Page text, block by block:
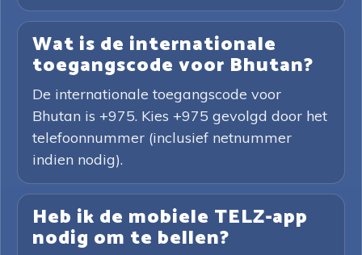
Wat is de internationale
toegangscode voor Bhutan?
De internationale toegangscode voor
Bhutan is +975. Kies +975 gevolgd door het
telefoonnummer (inclusief netnummer
indien nodig).
Heb ik de mobiele TELZ-app
nodig om te bellen?